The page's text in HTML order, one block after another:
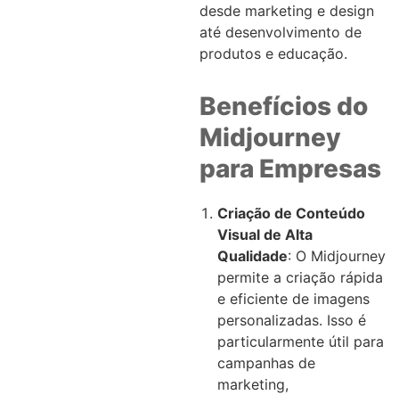
desde marketing e design
até desenvolvimento de
produtos e educação.
Benefícios do
Midjourney
para Empresas
Criação de Conteúdo
Visual de Alta
Qualidade: O Midjourney
permite a criação rápida
e eficiente de imagens
personalizadas. Isso é
particularmente útil para
campanhas de
marketing,